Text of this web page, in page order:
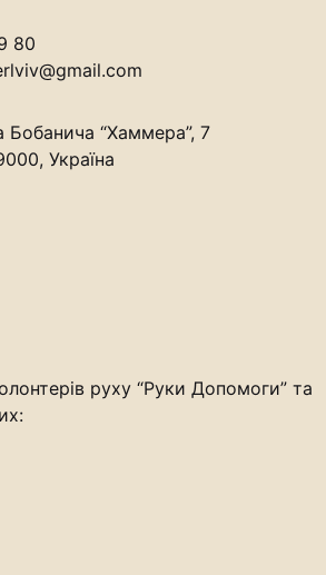
80
Бобанича “Хаммера”, 7
Україна
руху “Руки Допомоги” та